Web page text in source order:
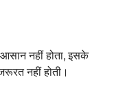
नहीं होता, इसके
नहीं होती।